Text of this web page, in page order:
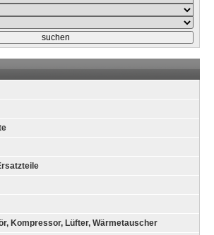
Kompressor, Lüfter, Wärmetauscher